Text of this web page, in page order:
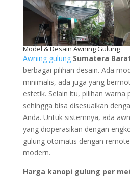
Model & Desain Awning Gulung
Awning gulung Sumatera
berbagai pilihan desain. Ada
minimalis, ada juga yang
estetik. Selain itu, pilihan warna
sehingga bisa disesuaikan
Anda. Untuk sistemnya, ada
yang dioperasikan dengan
gulung otomatis dengan
modern.
Harga kanopi gulung per